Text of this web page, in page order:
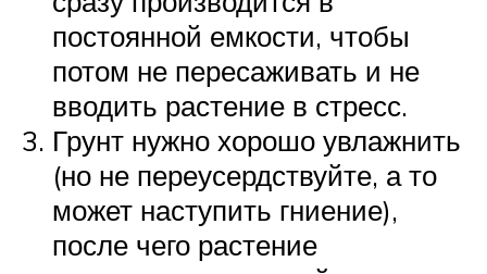
постоянной емкости, чтобы
потом не пересаживать и не
вводить растение в стресс.
Грунт нужно хорошо увлажнить
(но не переусердствуйте, а то
может наступить гниение),
после чего растение